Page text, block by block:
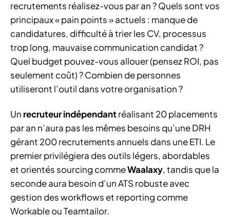
recrutements réalisez-vous par an ? Quels sont vos
principaux « pain points » actuels : manque de
candidatures, difficulté à trier les CV, processus
trop long, mauvaise communication candidat ?
Quel budget pouvez-vous allouer (pensez ROI, pas
seulement coût) ? Combien de personnes
utiliseront l’outil dans votre organisation ?
Un recruteur indépendantréalisant 20 placements
par an n’aura pas les mêmes besoins qu’une DRH
gérant 200 recrutements annuels dans une ETI. Le
premier privilégiera des outils légers, abordables
et orientés sourcing commeWaalaxy, tandis que la
seconde aura besoin d’un ATS robuste avec
gestion des workflows et reporting comme
Workable ou Teamtailor.